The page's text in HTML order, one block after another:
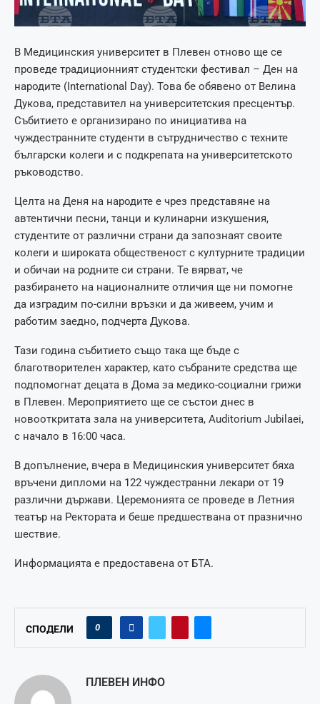
В Медицинския университет в Плевен отново ще се
проведе традиционният студентски фестивал – Ден на
народите (International Day). Това бе обявено от Велина
Дукова, представител на университетския пресцентър.
Събитието е организирано по инициатива на
чуждестранните студенти в сътрудничество с техните
български колеги и с подкрепата на университетското
ръководство.
Целта на Деня на народите е чрез представяне на
автентични песни, танци и кулинарни изкушения,
студентите от различни страни да запознаят своите
колеги и широката общественост с културните традиции
и обичаи на родните си страни. Те вярват, че
разбирането на националните отличия ще ни помогне
да изградим по-силни връзки и да живеем, учим и
работим заедно, подчерта Дукова.
Тази година събитието също така ще бъде с
благотворителен характер, като събраните средства ще
подпомогнат децата в Дома за медико-социални грижи
в Плевен. Мероприятието ще се състои днес в
новооткритата зала на университета, Auditorium Jubilaei,
с начало в 16:00 часа.
В допълнение, вчера в Медицинския университет бяха
връчени дипломи на 122 чуждестранни лекари от 19
различни държави. Церемонията се проведе в Летния
театър на Ректората и беше предшествана от празнично
шествие.
Информацията е предоставена от БТА.
СПОДЕЛИ 0
ПЛЕВЕН ИНФО